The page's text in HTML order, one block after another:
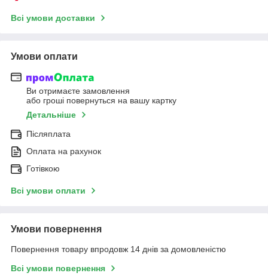
Всі умови доставки
Умови оплати
Ви отримаєте замовлення
або гроші повернуться на вашу картку
Детальніше
Післяплата
Оплата на рахунок
Готівкою
Всі умови оплати
Умови повернення
Повернення товару впродовж 14 днів за домовленістю
Всі умови повернення